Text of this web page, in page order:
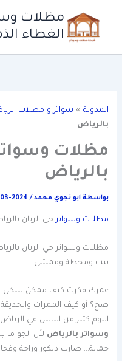
المحتوى
مظلات
الغطاء
المدونة » سواتر و مظلات
بالرياض
مظلات
بالرياض
بواسطة ابو نجوي محمد/
2024-03-25
مظلات وسواترحي الريان
مظلات وسواتر حي الريان
بيت ومحطة وممشى
عمرك فكرت كيف ممكن شكل
صح؟ أو كيف الممرات
اليوم كثير من الناس في
وسواتر بالرياض لأن الجو
حماية… صارت ديكور وراحة